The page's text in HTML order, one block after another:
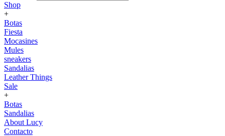
Shop
+
Botas
Fiesta
Mocasines
Mules
sneakers
Sandalias
Leather Things
Sale
+
Botas
Sandalias
About Lucy
Contacto